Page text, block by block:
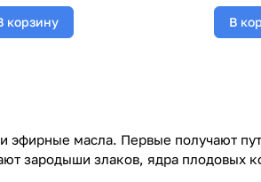
корзину В
эфирные масла. Первые получают
зародыши злаков, ядра плодовых